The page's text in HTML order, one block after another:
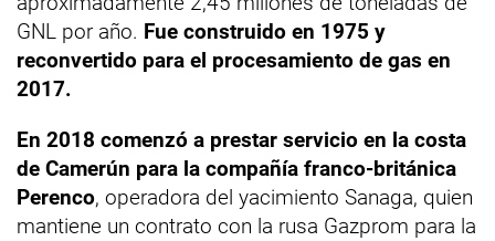
GNL por año. Fue construido en 1975 y
reconvertido para el procesamiento de gas en
2017.
En 2018 comenzó a prestar servicio en la costa
de Camerún para la compañía franco-británica
Perenco, operadora del yacimiento Sanaga, quien
mantiene un contrato con la rusa Gazprom para la